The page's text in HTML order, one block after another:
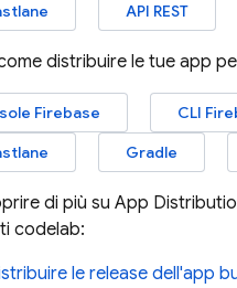
API REST
distribuire le tue app
Firebase
CLI
Gradle
di più su App
codelab:
le release dell'app